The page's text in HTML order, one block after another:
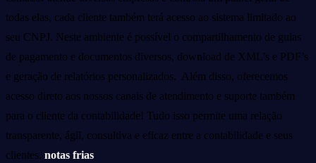
todas elas, cada cliente também terá acesso ao sistema limitado ao
seu CNPJ. Neste ambiente é possível o compartilhamento de guias
de pagamento e documentos diversos, download de XML’s e PDF’s
e geração de relatórios personalizados. Além disso, oferecemos
acesso direto aos nossos canais de atendimento e suporte também
para o cliente da contabilidade! Tudo isso permite uma relação
transparente, ágil, consultiva e eficaz entre a contabilidade e seus
clientes. notas frias